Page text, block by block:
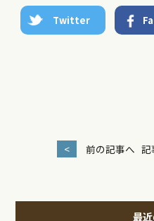
Twitter
< 前の記事へ 記
最